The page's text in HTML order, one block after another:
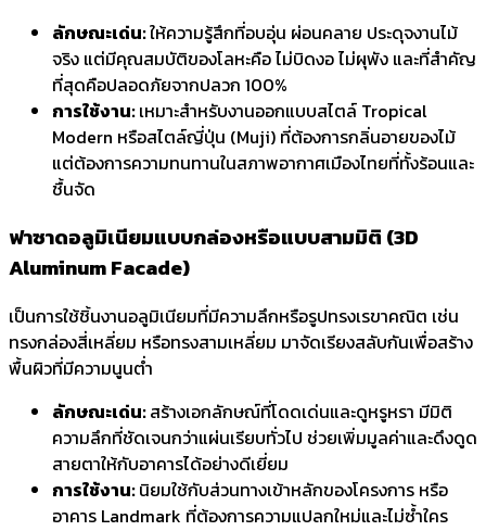
ลักษณะเด่น:ให้ความรู้สึกที่อบอุ่น ผ่อนคลาย ประดุจงานไม้
จริง แต่มีคุณสมบัติของโลหะคือ ไม่บิดงอ ไม่ผุพัง และที่สำคัญ
ที่สุดคือปลอดภัยจากปลวก 100%
การใช้งาน:เหมาะสำหรับงานออกแบบสไตล์ Tropical
Modern หรือสไตล์ญี่ปุ่น (Muji) ที่ต้องการกลิ่นอายของไม้
แต่ต้องการความทนทานในสภาพอากาศเมืองไทยที่ทั้งร้อนและ
ชื้นจัด
ฟาซาดอลูมิเนียมแบบกล่องหรือแบบสามมิติ (3D
Aluminum Facade)
เป็นการใช้ชิ้นงานอลูมิเนียมที่มีความลึกหรือรูปทรงเรขาคณิต เช่น
ทรงกล่องสี่เหลี่ยม หรือทรงสามเหลี่ยม มาจัดเรียงสลับกันเพื่อสร้าง
พื้นผิวที่มีความนูนต่ำ
ลักษณะเด่น:สร้างเอกลักษณ์ที่โดดเด่นและดูหรูหรา มีมิติ
ความลึกที่ชัดเจนกว่าแผ่นเรียบทั่วไป ช่วยเพิ่มมูลค่าและดึงดูด
สายตาให้กับอาคารได้อย่างดีเยี่ยม
การใช้งาน:นิยมใช้กับส่วนทางเข้าหลักของโครงการ หรือ
อาคาร Landmark ที่ต้องการความแปลกใหม่และไม่ซ้ำใคร